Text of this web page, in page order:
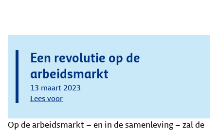
Een revolutie op de
arbeidsmarkt
13 maart 2023
Lees voor
Op de arbeidsmarkt – en in de samenleving – zal de